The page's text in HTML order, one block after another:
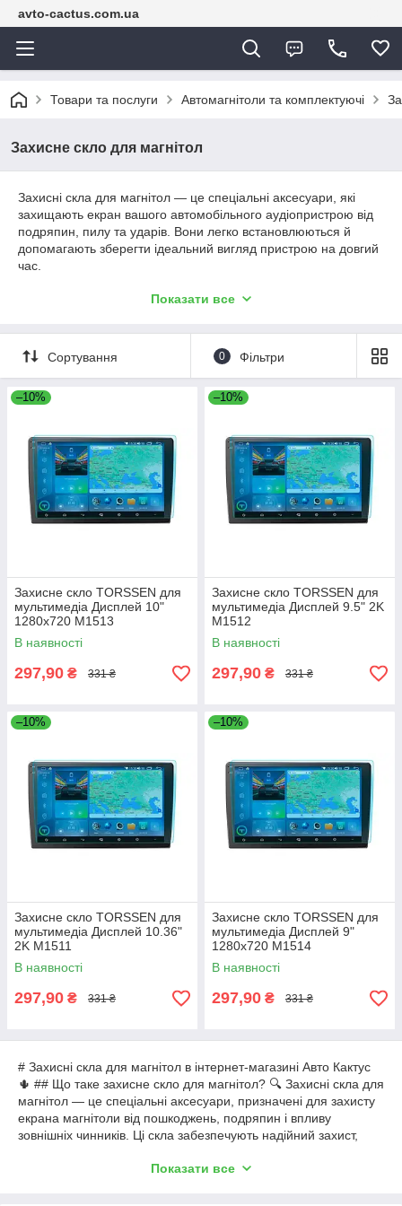
avto-cactus.com.ua
Товари та послуги Автомагнітоли та комплектуючі
Захисне скло для магнітол
Захисні скла для магнітол — це спеціальні аксесуари, які
захищають екран вашого автомобільного аудіопристрою від
подряпин, пилу та ударів. Вони легко встановлюються й
допомагають зберегти ідеальний вигляд пристрою на довгий
час.
знижками! Відкрийте для себе 🔍 особливості, прогляньте ⭐
відгуки та дізнайтеся про гарантії. У нас доступна 🤑 кешбек,
кредит і оплата в розшарування. 📦 Швидка доставка по
Україні, зокрема в Харків! Не проґавте свій шанс! 🏎️💨
Показати все
Сортування 0 Фільтри
–10%
Захисне скло TORSSEN для
мультимедіа Дисплей 10"
1280x720 M1513
В наявності
297,90 ₴ 331 ₴
–10%
Захисне скло TORSSEN для
мультимедіа Дисплей 9.5" 2K
M1512
В наявності
297,90 ₴ 331 ₴
–10%
Захисне скло TORSSEN для
мультимедіа Дисплей 10.36"
2K M1511
В наявності
297,90 ₴ 331 ₴
–10%
Захисне скло TORSSEN для
мультимедіа Дисплей 9"
1280x720 M1514
В наявності
297,90 ₴ 331 ₴
# Захисні скла для магнітол в інтернет-магазині Авто Кактус
🌵 ## Що таке захисне скло для магнітол? 🔍 Захисні скла для
магнітол — це спеціальні аксесуари, призначені для захисту
екрана магнітоли від пошкоджень, подряпин і впливу
зовнішніх чинників. Ці скла забезпечують надійний захист,
тривалого часу. ### Як використовуються захисні скла? 💡
Показати все